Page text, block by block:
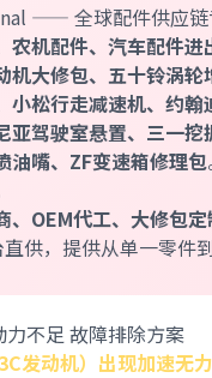
—— 全球配件供应链
农机配件、汽车配件进
大修包、五十铃涡轮
小松行走减速机、约
亚驾驶室悬置、三一
油嘴、ZF变速箱修理包
、OEM代工、大修包定
供，提供从单一零件
不足 故障排除方案
发动机）出现加速